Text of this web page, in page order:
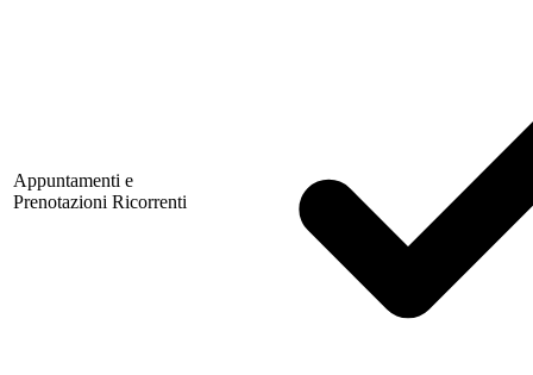
Appuntamenti e
Prenotazioni Ricorrenti